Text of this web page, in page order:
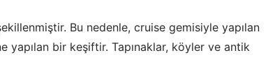
siteyi nasıl kullandığını anonim olarak ölçeriz. Hangi
Bu nedenle, cruise gemisiyle yapılan
yapılan bir keşiftir. Tapınaklar, köyler ve antik